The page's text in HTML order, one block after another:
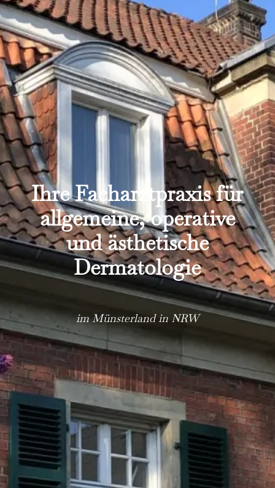
Ihre Facharztpraxis für
allgemeine, operative
und ästhetische
Dermatologie
im Münsterland in NRW